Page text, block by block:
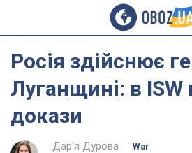
Росія здійснює
Луганщині: в ISW
докази
Дар'я Дурова
War